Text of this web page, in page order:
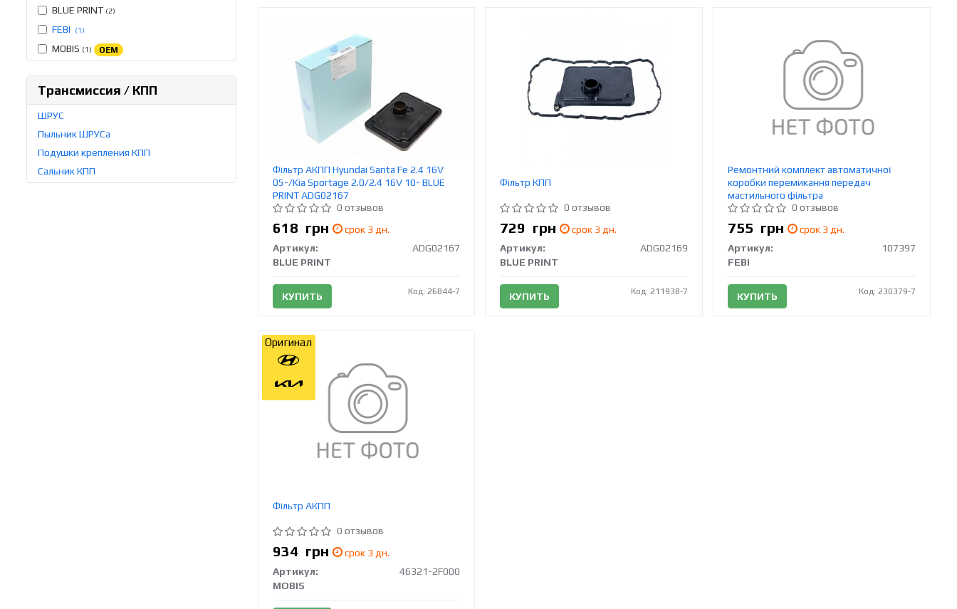
BLUE PRINT (2)
FEBI (1)
MOBIS (1) OEM
Трансмиссия / КПП
ШРУС
Пыльник ШРУСа
Подушки крепления КПП
Сальник КПП
Фільтр АКПП Hyundai Santa Fe 2.4 16V
05-/Kia Sportage 2.0/2.4 16V 10- BLUE
PRINT ADG02167
0 отзывов
618 грн
срок 3 дн.
Артикул:
ADG02167
BLUE PRINT
КУПИТЬ Код: 26844-7
Фiльтр КПП
0 отзывов
729 грн
срок 3 дн.
Артикул:
ADG02169
BLUE PRINT
КУПИТЬ Код: 211938-7
Ремонтний комплект автоматичної
коробки перемикання передач
мастильного фільтра
0 отзывов
755 грн
срок 3 дн.
Артикул:
107397
FEBI
КУПИТЬ Код: 230379-7
Фільтр АКПП
0 отзывов
934 грн
срок 3 дн.
Артикул:
46321-2F000
MOBIS
Оригинал